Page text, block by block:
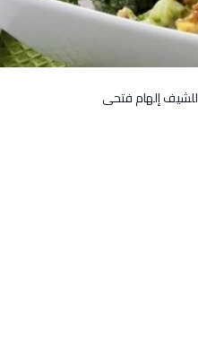
إلهام فتحى